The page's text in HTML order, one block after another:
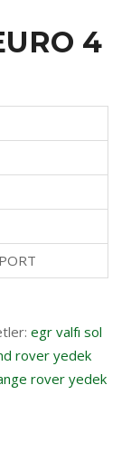
4
egr valfı sol
rover yedek
rover yedek